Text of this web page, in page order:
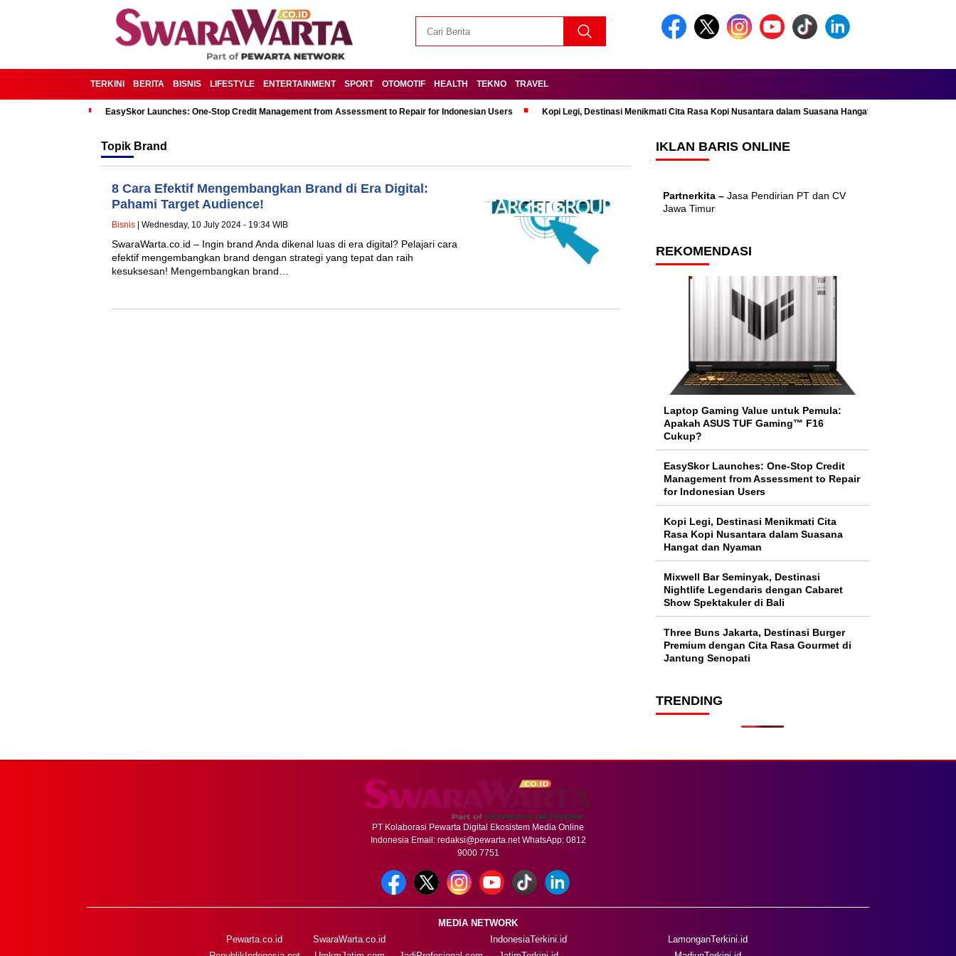
TERKINI BERITA BISNIS LIFESTYLE ENTERTAINMENT SPORT OTOMOTIF HEALTH TEKNO TRAVEL
EasySkor Launches: One-Stop Credit Management from Assessment to Repair for Indonesian Users Kopi Legi, Destinasi Menikmati Cita Rasa Kopi Nusantara dalam Suasana Hangat dan Nyaman
Topik Brand
8 Cara Efektif Mengembangkan Brand di Era Digital:
Pahami Target Audience!
Bisnis | Wednesday, 10 July 2024 - 19:34 WIB
SwaraWarta.co.id – Ingin brand Anda dikenal luas di era digital? Pelajari cara
efektif mengembangkan brand dengan strategi yang tepat dan raih
kesuksesan! Mengembangkan brand…
IKLAN BARIS ONLINE
Partnerkita – Jasa Pendirian PT dan CV
Jawa Timur
REKOMENDASI
Laptop Gaming Value untuk Pemula:
Apakah ASUS TUF Gaming™ F16
Cukup?
EasySkor Launches: One-Stop Credit
Management from Assessment to Repair
for Indonesian Users
Kopi Legi, Destinasi Menikmati Cita
Rasa Kopi Nusantara dalam Suasana
Hangat dan Nyaman
Mixwell Bar Seminyak, Destinasi
Nightlife Legendaris dengan Cabaret
Show Spektakuler di Bali
Three Buns Jakarta, Destinasi Burger
Premium dengan Cita Rasa Gourmet di
Jantung Senopati
TRENDING
PT Kolaborasi Pewarta Digital Ekosistem Media Online
Indonesia Email: redaksi@pewarta.netWhatsApp: 0812
9000 7751
MEDIA NETWORK
Pewarta.co.id
SwaraWarta.co.id
IndonesiaTerkini.id
LamonganTerkini.id